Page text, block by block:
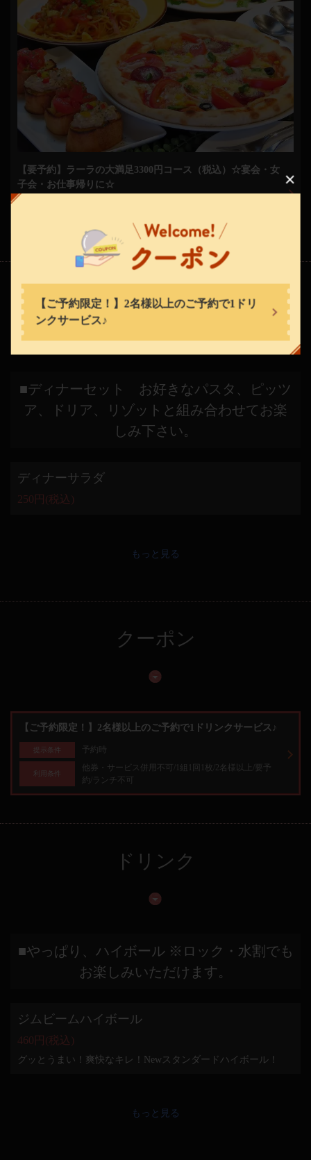
【ご予約限定！】2名様以上のご予約で1ドリ
ンクサービス♪
【要予約】ラーラの大満足3300円コース（税込）☆宴会・女
子会・お仕事帰りに☆
料理
■ディナーセット お好きなパスタ、ピッツ
ア、ドリア、リゾットと組み合わせてお楽
しみ下さい。
ディナーサラダ
250円 (税込)
もっと見る
クーポン
【ご予約限定！】2名様以上のご予約で1ドリンクサービス♪
提示条件 予約時
利用条件
他券・サービス併用不可/1組1回1枚/2名様以上/要予
約/ランチ不可
ドリンク
■やっぱり、ハイボール ※ロック・水割でも
お楽しみいただけます。
ジムビームハイボール
460円 (税込)
グッとうまい！爽快なキレ！Newスタンダードハイボール！
もっと見る
この店舗情報をシェアする
https://lalaageo.owst.jp/
お店情報をコピー